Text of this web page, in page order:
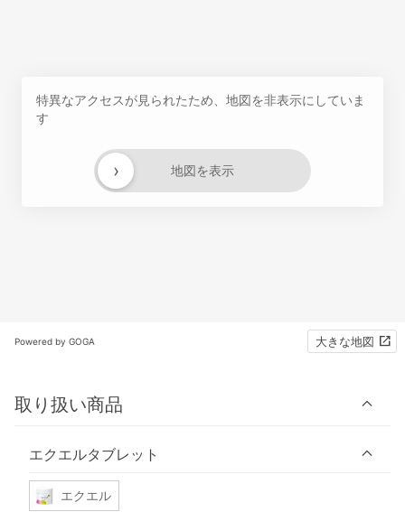
特異なアクセスが見られたため、地図を非表示にしていま
す
地図を表示
›
Powered by GOGA 大きな地図
取り扱い商品
エクエルタブレット
エクエル